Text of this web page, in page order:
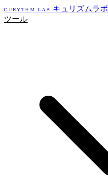
CURYTHM LAB
キュリズムラボ
ツール